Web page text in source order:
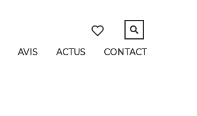
AVIS ACTUS CONTACT